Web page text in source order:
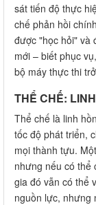
sát tiến độ thực
chế phản hồi
được "học hỏi" và
mới – biết phục
bộ máy thực thi
THỂ CHẾ:
Thể chế là linh
tốc độ phát triển,
mọi thành tựu.
nhưng nếu có thể
gia đó vẫn có thể
nguồn lực, nhưng